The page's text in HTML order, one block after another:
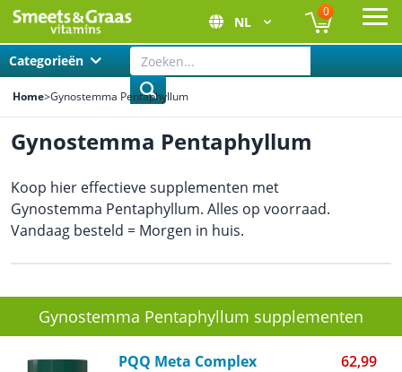
NL
0
Categorieën
Home>Gynostemma Pentaphyllum
Gynostemma Pentaphyllum
Gynostemma Pentaphyllum supplementen
PQQ Meta Complex 62,99
Koop hier effectieve supplementen met
Gynostemma Pentaphyllum. Alles op voorraad.
Vandaag besteld = Morgen in huis.